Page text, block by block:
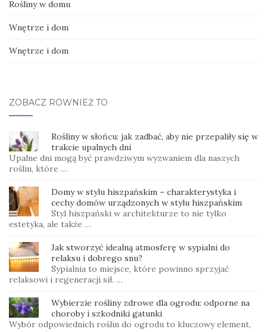
Rośliny w domu
Wnętrze i dom
Wnętrze i dom
ZOBACZ RÓWNIEŻ TO
Rośliny w słońcu: jak zadbać, aby nie przepaliły się w
trakcie upalnych dni
Upalne dni mogą być prawdziwym wyzwaniem dla naszych
roślin, które …
Domy w stylu hiszpańskim – charakterystyka i
cechy domów urządzonych w stylu hiszpańskim
Styl hiszpański w architekturze to nie tylko
estetyka, ale także …
Jak stworzyć idealną atmosferę w sypialni do
relaksu i dobrego snu?
Sypialnia to miejsce, które powinno sprzyjać
relaksowi i regeneracji sił. …
Wybierzie rośliny zdrowe dla ogrodu: odporne na
choroby i szkodniki gatunki
Wybór odpowiednich roślin do ogrodu to kluczowy element,